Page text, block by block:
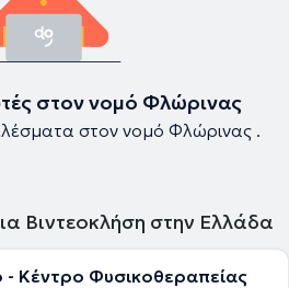
στον νομό Φλώρινας
στον νομό Φλώρινας .
Βιντεοκλήση στην Ελλάδα
Κέντρο Φυσικοθεραπείας